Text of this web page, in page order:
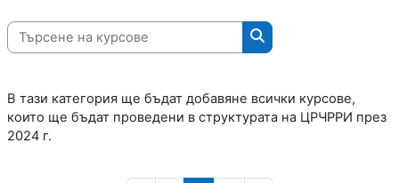
Търсене на курсове
Търсене на курсове
В тази категория ще бъдат добавяне всички курсове,
които ще бъдат проведени в структурата на ЦРЧРРИ през
2024 г.